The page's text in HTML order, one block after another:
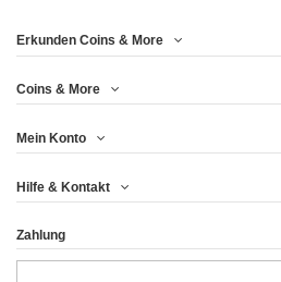
Erkunden Coins & More
Coins & More
Mein Konto
Hilfe & Kontakt
Zahlung